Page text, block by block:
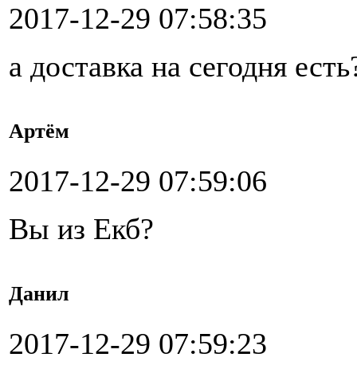
2017-12-29 07:58:35
а доставка на сегодня
Артём
2017-12-29 07:59:06
Вы из Екб?
Данил
2017-12-29 07:59:23